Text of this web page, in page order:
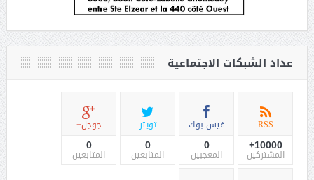
عداد الشبكات الاجتماعية
RSS
10000+
المشتركين
فيس بوك
0
المعجبين
تويتر
0
المتابعين
جوجل+
0
المتابعين